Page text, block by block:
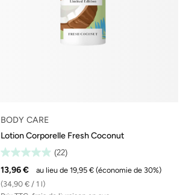
BODY CARE
Lotion Corporelle Fresh Coconut
(22)
13,96 € au lieu de 19,95 € (économie de 30%)
(34,90 € / 1 l)